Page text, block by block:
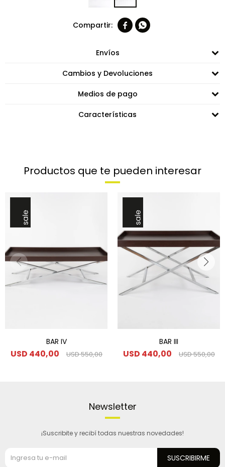
 
Envíos
Cambios y Devoluciones
Medios de pago
Características
Productos que te pueden interesar
BAR IV
USD 440,00 USD550,00
BAR III
USD 440,00 USD550,00
Newsletter
¡Suscribite y recibí todas nuestras novedades!
SUSCRIBIRME